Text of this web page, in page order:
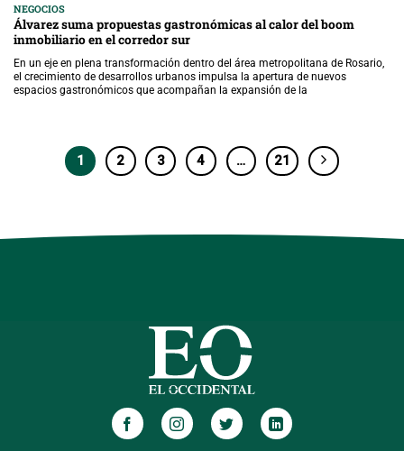
NEGOCIOS
Álvarez suma propuestas gastronómicas al calor del boom
inmobiliario en el corredor sur
En un eje en plena transformación dentro del área metropolitana de Rosario,
el crecimiento de desarrollos urbanos impulsa la apertura de nuevos
espacios gastronómicos que acompañan la expansión de la
1 2 3 4 … 21